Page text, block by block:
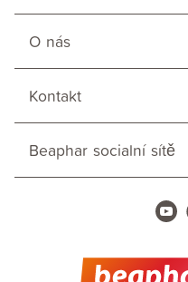
O nás
Kontakt
Beaphar socialní sítě